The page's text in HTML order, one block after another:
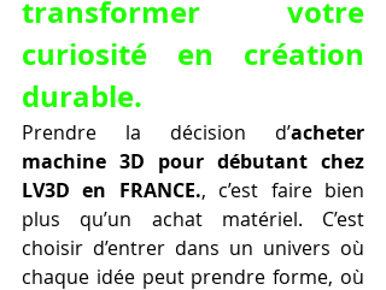
transformer votre
curiosité en création
durable.
Prendre la décision d’acheter
machine 3D pour débutant chez
LV3D en FRANCE., c’est faire bien
plus qu’un achat matériel. C’est
choisir d’entrer dans un univers où
chaque idée peut prendre forme, où